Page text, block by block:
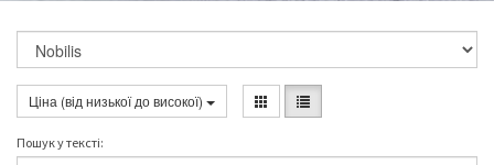
Ціна (від низької до високої)
Пошук у текстi: